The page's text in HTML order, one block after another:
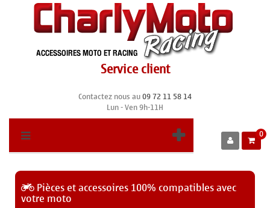
Service client
Contactez nous au09 72 11 58 14
Lun - Ven 9h-11H
0
Pièces et accessoires 100% compatibles avec
votre moto